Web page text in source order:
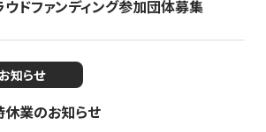
ドファンディング参加団体募集
お知らせ
休業のお知らせ